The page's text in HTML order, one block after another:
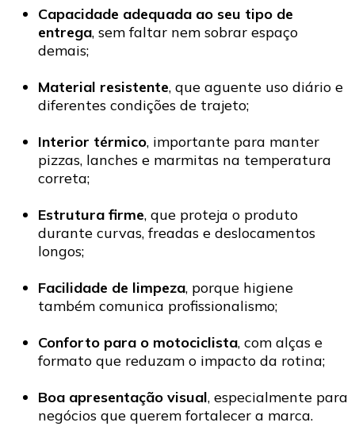
Capacidade adequada ao seu tipo de
entrega, sem faltar nem sobrar espaço
demais;
Material resistente, que aguente uso diário e
diferentes condições de trajeto;
Interior térmico, importante para manter
pizzas, lanches e marmitas na temperatura
correta;
Estrutura firme, que proteja o produto
durante curvas, freadas e deslocamentos
longos;
Facilidade de limpeza, porque higiene
também comunica profissionalismo;
Conforto para o motociclista, com alças e
formato que reduzam o impacto da rotina;
Boa apresentação visual, especialmente para
negócios que querem fortalecer a marca.